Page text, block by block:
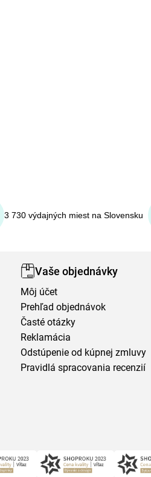
3 730 výdajných miest na Slovensku
Vaše objednávky
Môj účet
Prehľad objednávok
Časté otázky
Reklamácia
Odstúpenie od kúpnej zmluvy
Pravidlá spracovania recenzií